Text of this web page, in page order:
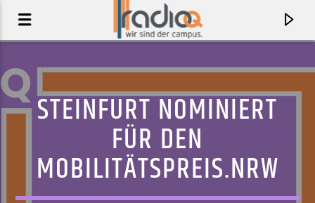
STEINFURT NOMINIERT
FÜR DEN
MOBILITÄTSPREIS.NRW